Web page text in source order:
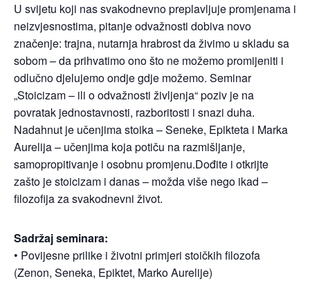
U svijetu koji nas svakodnevno preplavljuje promjenama i
neizvjesnostima, pitanje odvažnosti dobiva novo
značenje: trajna, nutarnja hrabrost da živimo u skladu sa
sobom – da prihvatimo ono što ne možemo promijeniti i
odlučno djelujemo ondje gdje možemo.​ Seminar
„Stoicizam – ili o odvažnosti življenja“ poziv je na
povratak jednostavnosti, razboritosti i snazi duha.
Nadahnut je učenjima stoika – Seneke, Epikteta i Marka
Aurelija – učenjima koja potiču na razmišljanje,
samopropitivanje i osobnu promjenu.​Dođite i otkrijte
zašto je stoicizam i danas – možda više nego ikad –
filozofija za svakodnevni život.
Sadržaj seminara:​
• Povijesne prilike i životni primjeri stoičkih filozofa
(Zenon, Seneka, Epiktet, Marko Aurelije)​